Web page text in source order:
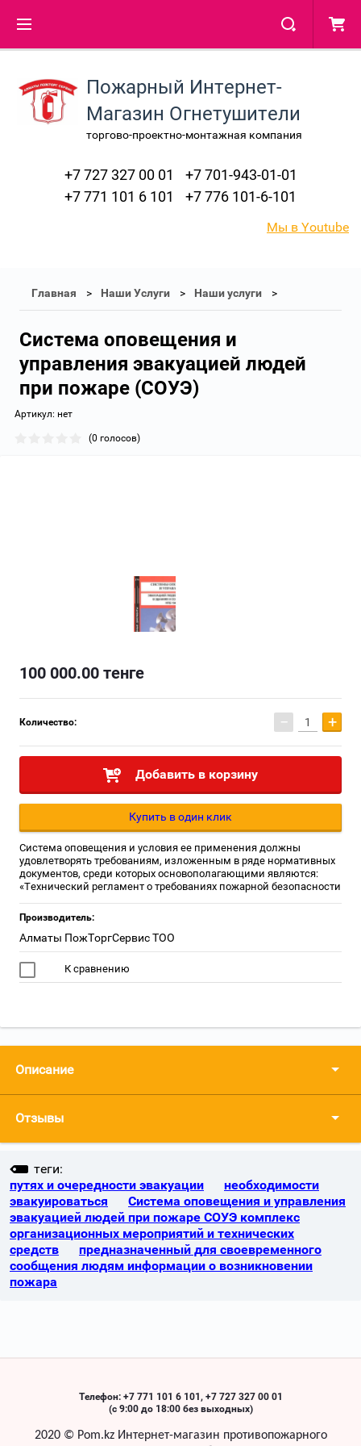
Пожарный Интернет-
Магазин Огнетушители
торгово-проектно-монтажная компания
+7 727 327 00 01
+7 701-943-01-01
+7 771 101 6 101
+7 776 101-6-101
Мы в Youtube
Главная Наши Услуги Наши услуги
Система оповещения и
управления эвакуацией людей
при пожаре (СОУЭ)
Артикул: нет
(0 голосов)
100 000.00 тенге
Количество: − +
Добавить в корзину
Купить в один клик
Система оповещения и условия ее применения должны
удовлетворять требованиям, изложенным в ряде нормативных
документов, среди которых основополагающими являются:
«Технический регламент о требованиях пожарной безопасности
Производитель:
Алматы ПожТоргСервис ТОО
К сравнению
Описание
Отзывы
теги:
путях и очередности эвакуации
необходимости
эвакуироваться
Система оповещения и управления
эвакуацией людей при пожаре СОУЭ комплекс
организационных мероприятий и технических
средств
предназначенный для своевременного
сообщения людям информации о возникновении
пожара
Телефон: +7 771 101 6 101, +7 727 327 00 01
(с 9:00 до 18:00 без выходных)
2020 © Pom.kzИнтернет-магазин противопожарного